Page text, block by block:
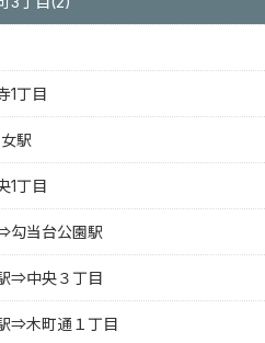
1丁目
駅
1丁目
勾当台公園駅
⇒中央３丁目
⇒木町通１丁目